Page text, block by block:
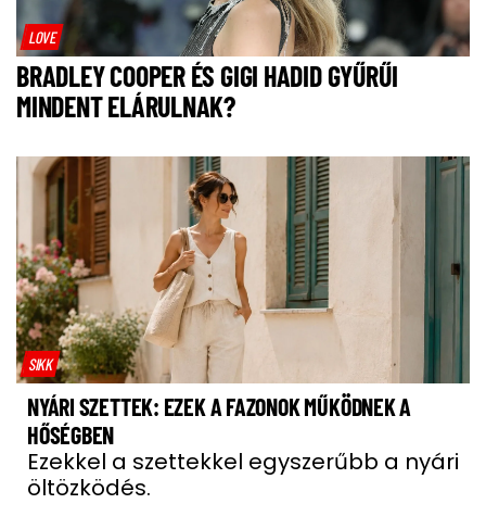
LOVE
BRADLEY COOPER ÉS GIGI HADID GYŰRŰI
MINDENT ELÁRULNAK?
SIKK
NYÁRI SZETTEK: EZEK A FAZONOK MŰKÖDNEK A
HŐSÉGBEN
Ezekkel a szettekkel egyszerűbb a nyári
öltözködés.